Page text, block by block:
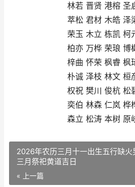
林若 晋贤 港榕 圣
萃松 君材 木皓 泽
荣玉 木立 栋凯 柯
柏亦 万桦 荣琅 博
梓曲 怀荣 枫睿 枫
朴诚 泽枝 林文 桓
权祝 樊川 俊杭 松
奕伯 林森 仁岚 桦
森立 松涛 本树 原
2026年农历三月十一出生五行缺
三月祭祀黄道吉日
« 上一篇